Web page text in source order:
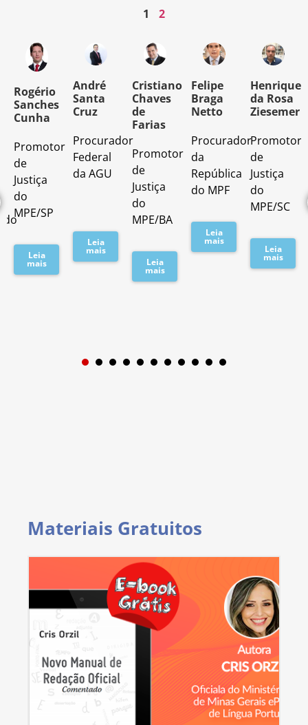
1 2
Rogério
Sanches
Cunha
Promotor
de
Justiça
do
MPE/SP
Leia
mais
André
Santa
Cruz
Procurador
Federal
da AGU
Leia
mais
Cristiano
Chaves
de
Farias
Promotor
de
Justiça
do
MPE/BA
Leia
mais
Felipe
Braga
Netto
Procurador
da
República
do MPF
Leia
mais
Henrique
da Rosa
Ziesemer
Promotor
de
Justiça
do
MPE/SC
Leia
mais
1 2 3
Materiais Gratuitos